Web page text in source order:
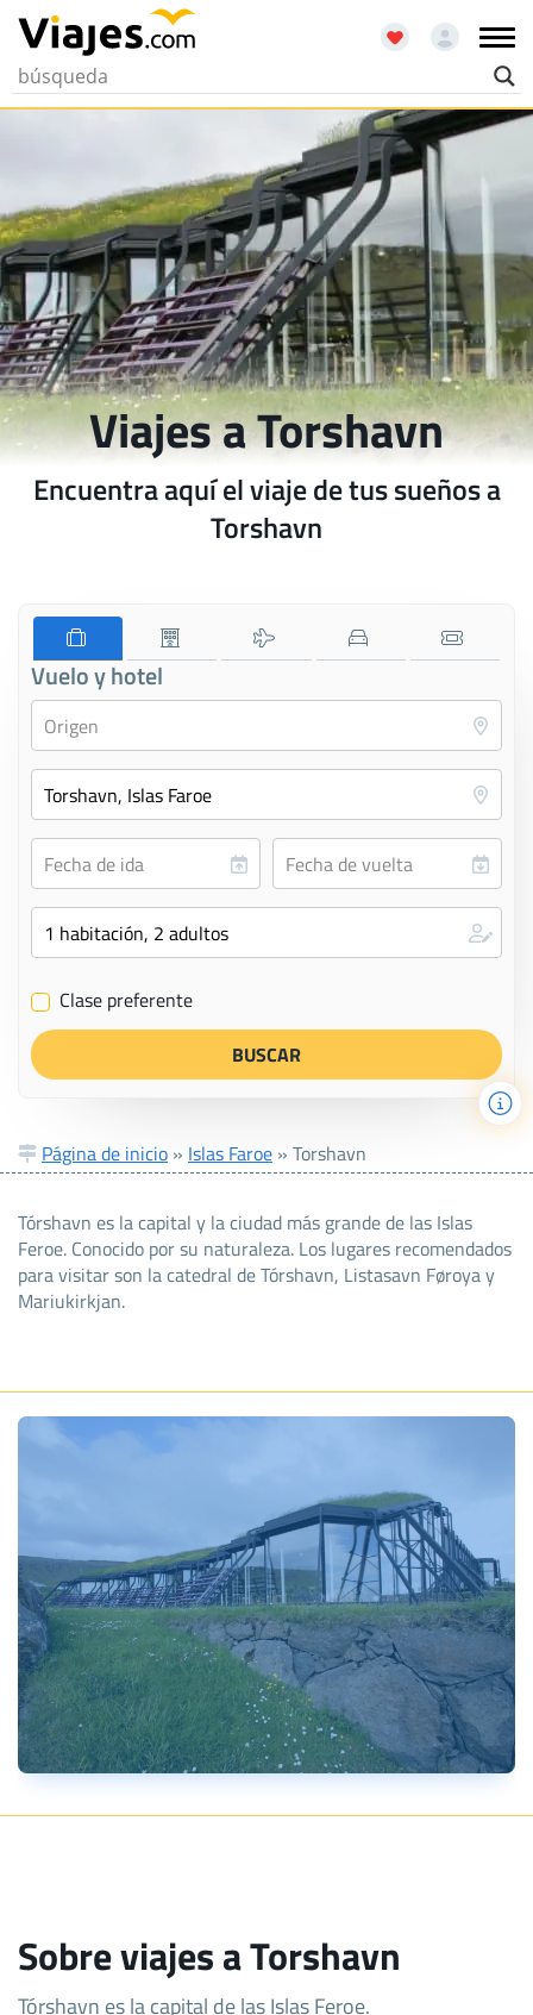
Viajes a Torshavn
Encuentra aquí el viaje de tus sueños a
Torshavn
Vuelo y hotel
✔ Clase preferente
Página de inicio » Islas Faroe » Torshavn
Tórshavn es la capital y la ciudad más grande de las Islas
Feroe. Conocido por su naturaleza. Los lugares recomendados
para visitar son la catedral de Tórshavn, Listasavn Føroya y
Mariukirkjan.
Sobre viajes a Torshavn
Tórshavn es la capital de las Islas Feroe.